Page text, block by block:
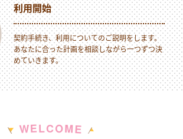
利用開始
契約手続き、利用についてのご説明をします。
あなたに合った計画を相談しながら一つずつ決
めていきます。
WELCOME